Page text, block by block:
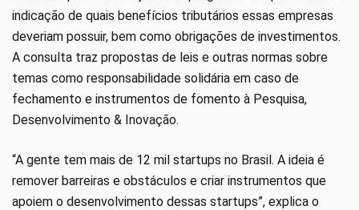
indicação de quais benefícios tributários essas empresas
deveriam possuir, bem como obrigações de investimentos.
A consulta traz propostas de leis e outras normas sobre
temas como responsabilidade solidária em caso de
fechamento e instrumentos de fomento à Pesquisa,
Desenvolvimento & Inovação.
“A gente tem mais de 12 mil startups no Brasil. A ideia é
remover barreiras e obstáculos e criar instrumentos que
apoiem o desenvolvimento dessas startups”, explica o